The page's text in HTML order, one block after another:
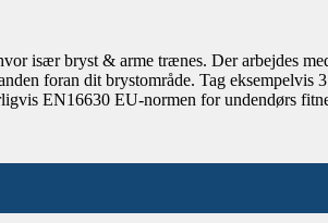
især bryst & arme trænes. Der arbejdes
foran dit brystområde. Tag
EN16630 EU-normen for undendørs